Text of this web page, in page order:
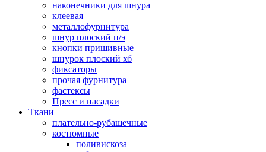
наконечники для шнура
клеевая
металлофурнитура
шнур плоский п/э
кнопки пришивные
шнурок плоский хб
фиксаторы
прочая фурнитура
фастексы
Пресс и насадки
Ткани
плательно-рубашечные
костюмные
поливискоза